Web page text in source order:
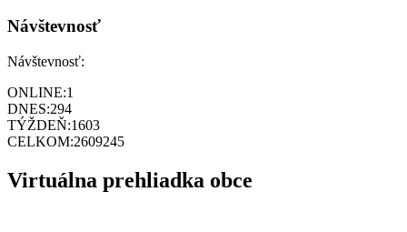
Návštevnosť
Návštevnosť:
ONLINE:1
DNES:294
TÝŽDEŇ:1603
CELKOM:2609245
Virtuálna prehliadka obce